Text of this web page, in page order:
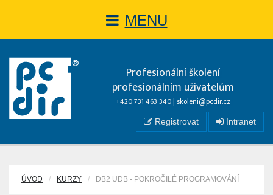
MENU
Profesionální školení
profesionálním uživatelům
+420 731 463 340 | skoleni@pcdir.cz
Registrovat Intranet
ÚVOD KURZY DB2 UDB - POKROČILÉ PROGRAMOVÁNÍ